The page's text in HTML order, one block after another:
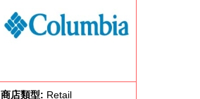
商店類型: Retail